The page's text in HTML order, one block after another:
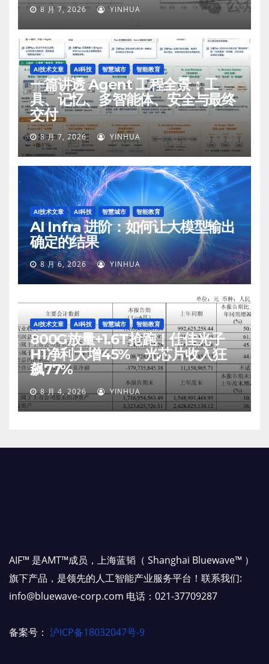
8 月 7, 2026 YINHUA
AI技术文章 AI科技 智慧城市 智能教育
一篇讲透 Agent 工程全景：工
具、记忆、多智能体、安全与最终
交付
8 月 7, 2026 YINHUA
AI技术文章 AI科技 智慧城市 智能教育
AI Infra 进阶：如何让大模型输出
确定的结果
8 月 6, 2026 YINHUA
AI技术文章 AI科技 智慧城市 智能教育
800G放量+1.6T抢跑！仕佳光子
H1净利大增45%，光芯片收入狂
飙77%
8 月 4, 2026 YINHUA
AIF™ 是AMT™成员，上海蓝韬（ Shanghai Bluewave™ ）
旗下产品，是领先的人工智能产业服务平台！联系我们:
info@bluewave-corp.com 电话：021-37709287
备案号： 沪ICP备18032047号-9